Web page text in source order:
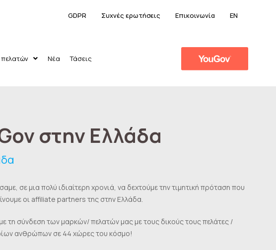
GDPR Συχνές ερωτήσεις Επικοινωνία EN
Νέα Τάσεις
στην Ελλάδα
σε μια πολύ ιδιαίτερη χρονιά, να δεχτούμε την τιμητική πρόταση που
οι affiliate partners της στην Ελλάδα.
τη σύνδεση των μαρκών/ πελατών μας με τους δικούς τους πελάτες /
ανθρώπων σε 44 χώρες του κόσμο!